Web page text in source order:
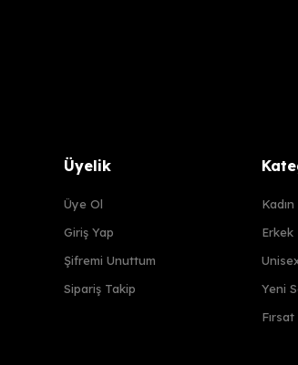
Üyelik
Üye Ol
Giriş Yap
Şifremi Unuttum
Sipariş Takip
Kadın
Erkek
Yeni